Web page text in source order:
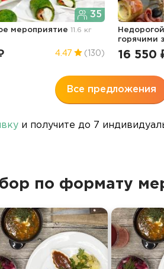
35
мероприятие11.6 кг
4.47 (130)
горячими
16 550
Все предложения
и получите до 7
по формату